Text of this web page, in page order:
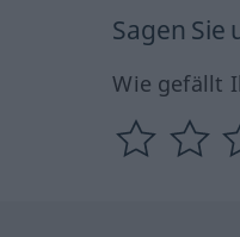
Sagen Sie
Wie gefällt